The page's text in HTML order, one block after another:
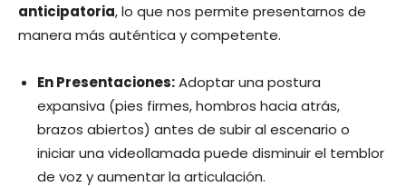
anticipatoria, lo que nos permite presentarnos de
manera más auténtica y competente.
En Presentaciones:Adoptar una postura
expansiva (pies firmes, hombros hacia atrás,
brazos abiertos) antes de subir al escenario o
iniciar una videollamada puede disminuir el temblor
de voz y aumentar la articulación.